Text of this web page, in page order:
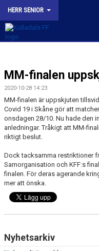
HERR SENIOR
NYHETER
KALENDER
TRUPPEN
BILDGALLERI
KONTAKT
MATCHER
MM-finalen
2020-10-28 14:23
MM-finalen är uppskjuten
Covid 19 i Skåne gör att
onsdagen 28/10. Nu hade den
anledningar. Tråkigt att MM-
riktigt beslut.
Dock tacksamma restriktioner
Samorganisation och KFF:s
finalen. För deras agerande
mer att önska.
Nyhetsarkiv